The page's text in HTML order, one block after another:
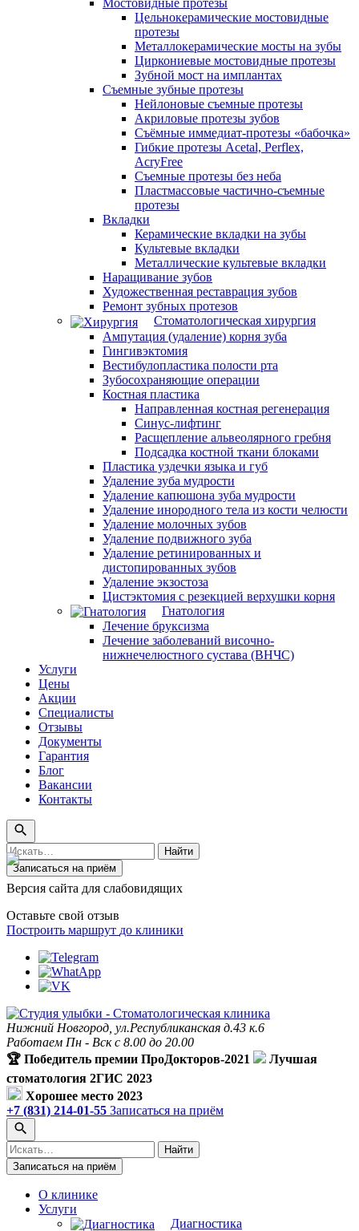
Мостовидные протезы
Цельнокерамические мостовидные
протезы
Металлокерамические мосты на зубы
Циркониевые мостовидные протезы
Зубной мост на имплантах
Съемные зубные протезы
Нейлоновые съемные протезы
Акриловые протезы зубов
Съёмные иммедиат‑протезы «бабочка»
Гибкие протезы Acetal, Perflex,
AcryFree
Съемные протезы без неба
Пластмассовые частично-съемные
протезы
Вкладки
Керамические вкладки на зубы
Культевые вкладки
Металлические культевые вкладки
Наращивание зубов
Художественная реставрация зубов
Ремонт зубных протезов
Стоматологическая хирургия
Ампутация (удаление) корня зуба
Гингивэктомия
Вестибулопластика полости рта
Зубосохраняющие операции
Костная пластика
Направленная костная регенерация
Синус-лифтинг
Расщепление альвеолярного гребня
Подсадка костной ткани блоками
Пластика уздечки языка и губ
Удаление зуба мудрости
Удаление капюшона зуба мудрости
Удаление инородного тела из кости челюсти
Удаление молочных зубов
Удаление подвижного зуба
Удаление ретинированных и
дистопированных зубов
Удаление экзостоза
Цистэктомия с резекцией верхушки корня
Гнатология
Лечение бруксизма
Лечение заболеваний височно-
нижнечелюстного сустава (ВНЧС)
Услуги
Цены
Акции
Специалисты
Отзывы
Документы
Гарантия
Блог
Вакансии
Контакты
Поиск
по
сайту
Найти
Записаться на приём
Версия сайта для слабовидящих
Оставьте свой отзыв
Построить маршрут до клиники
Нижний Новгород, ул.Республиканская д.43 к.6
Работаем Пн - Вск с 8.00 до 20.00
🏆 Победитель премии ПроДокторов-2021
Лучшая
стоматология 2ГИС 2023
Хорошее место 2023
+7 (831) 214-01-55 Записаться на приём
Поиск
по
сайту
Найти
Записаться на приём
О клинике
Услуги
Диагностика